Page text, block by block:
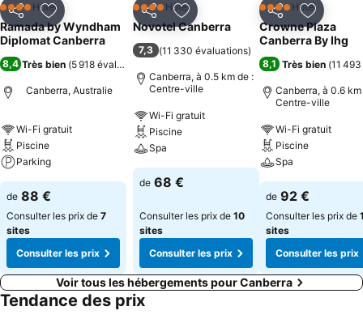
PartagerAjouter à mes favoris
4 ÉtoilesHôtel
Ramada by Wyndham
Diplomat Canberra
8,4 Très bien (5 918 évaluations
Canberra, Australie
Wi-Fi gratuit
Piscine
Parking
de 88 €
Consulter les prix de 7
sites
Consulter les prix
PartagerAjouter à mes favoris
4 ÉtoilesHôtel
Novotel Canberra
7,3 (11 330 évaluations)
Canberra, à 0.5 km de :
Centre-ville
Wi-Fi gratuit
Piscine
Spa
de 68 €
Consulter les prix de 10
sites
Consulter les prix
PartagerAjouter
4 ÉtoilesHôtel
Crowne Plaza
Canberra By Ihg
8,1 Très bien (11
Canberra, à 0.6 km
Centre-ville
Wi-Fi gratuit
Piscine
Spa
de 92 €
Consulter les prix de
sites
Consulter les prix
Voir tous les hébergements pour Canberra
Tendance des prix